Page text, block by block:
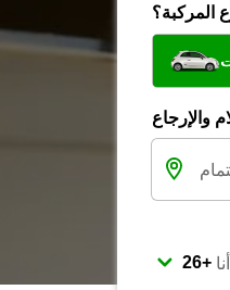
المركبة؟
والإرجاع
أنا